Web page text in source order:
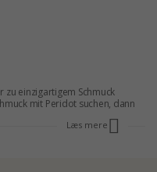
zu einzigartigem Schmuck
mit Peridot suchen, dann
sondern auch zu günstigen
Læs mere